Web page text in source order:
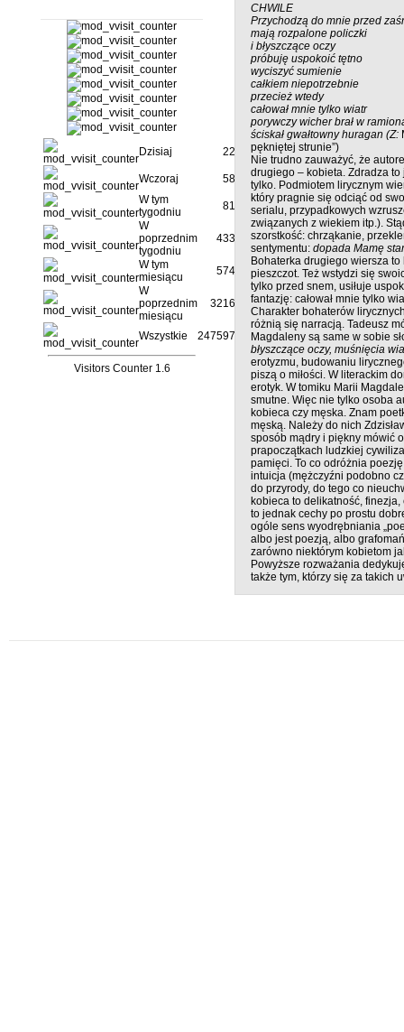
Dzisiaj 229
Wczoraj
584
W tym
tygodniu
813
W
poprzednim
tygodniu
4330
W tym
miesiącu
5741
W
poprzednim
miesiącu
32164
Wszystkie 2475972
Visitors Counter 1.6
CHWILE
Przychodzą do mnie przed
mają rozpalone policzki
i błyszczące oczy
próbuję uspokoić tętno
wyciszyć sumienie
całkiem niepotrzebnie
przecież wtedy
całował mnie tylko wiatr
porywczy wicher brał w
ściskał gwałtowny huragan (Z:
pękniętej strunie”)
Nie trudno zauważyć, że
drugiego – kobieta. Zdradza
tylko. Podmiotem lirycznym
który pragnie się odciąć od
serialu, przypadkowych
związanych z wiekiem itp.).
szorstkość: chrząkanie,
sentymentu: dopada Mamę
Bohaterka drugiego wiersza to
pieszczot. Też wstydzi się
tylko przed snem, usiłuje
fantazję: całował mnie tylko
Charakter bohaterów
różnią się narracją. Tadeusz
Magdaleny są same w sobie
błyszczące oczy, muśnięcia
erotyzmu, budowaniu
piszą o miłości. W literackim
erotyk. W tomiku Marii
smutne. Więc nie tylko osoba
kobieca czy męska. Znam
męską. Należy do nich
sposób mądry i piękny mówić
prapoczątkach ludzkiej
pamięci. To co odróżnia
intuicja (mężczyźni podobno
do przyrody, do tego co
kobieca to delikatność,
to jednak cechy po prostu
ogóle sens wyodrębniania
albo jest poezją, albo
zarówno niektórym kobietom
Powyższe rozważania
także tym, którzy się za takich